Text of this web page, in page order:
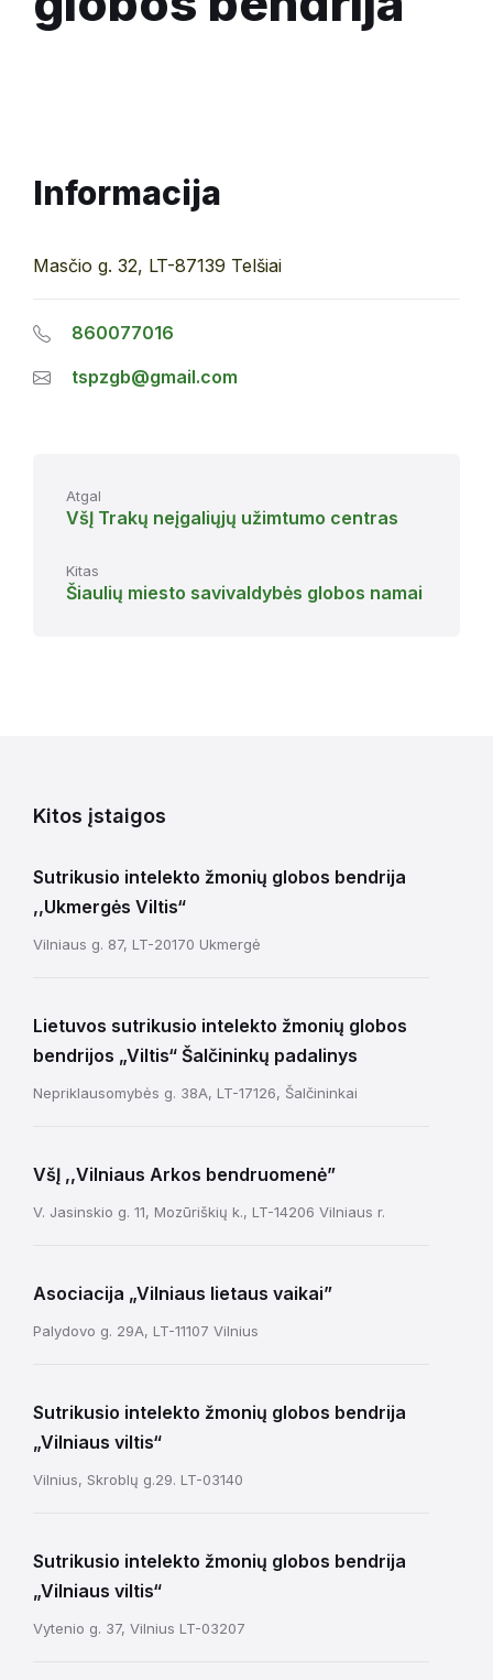
Informacija
Masčio g. 32, LT-87139 Telšiai
860077016
tspzgb@gmail.com
Atgal
VšĮ Trakų neįgaliųjų užimtumo centras
Kitas
Šiaulių miesto savivaldybės globos namai
Kitos įstaigos
Sutrikusio intelekto žmonių globos bendrija
,,Ukmergės Viltis“
Vilniaus g. 87, LT-20170 Ukmergė
Lietuvos sutrikusio intelekto žmonių globos
bendrijos „Viltis“ Šalčininkų padalinys
Nepriklausomybės g. 38A, LT-17126, Šalčininkai
VšĮ ,,Vilniaus Arkos bendruomenė”
V. Jasinskio g. 11, Mozūriškių k., LT-14206 Vilniaus r.
Asociacija „Vilniaus lietaus vaikai”
Palydovo g. 29A, LT-11107 Vilnius
Sutrikusio intelekto žmonių globos bendrija
„Vilniaus viltis“
Vilnius, Skroblų g.29. LT-03140
Sutrikusio intelekto žmonių globos bendrija
„Vilniaus viltis“
Vytenio g. 37, Vilnius LT-03207